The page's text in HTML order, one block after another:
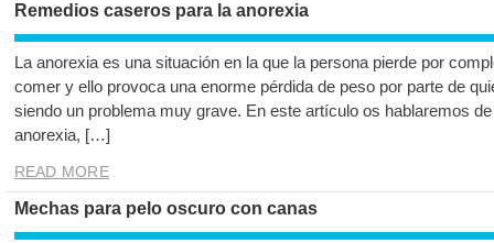
Remedios caseros para la anorexia
La anorexia es una situación en la que la persona pierde por
comer y ello provoca una enorme pérdida de peso por parte de
siendo un problema muy grave. En este artículo os hablaremos
anorexia, […]
READ MORE
Mechas para pelo oscuro con canas